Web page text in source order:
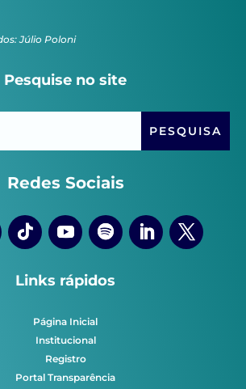
Júlio Poloni
Pesquise no site
Redes Sociais
Links rápidos
Página Inicial
Institucional
Registro
Portal Transparência